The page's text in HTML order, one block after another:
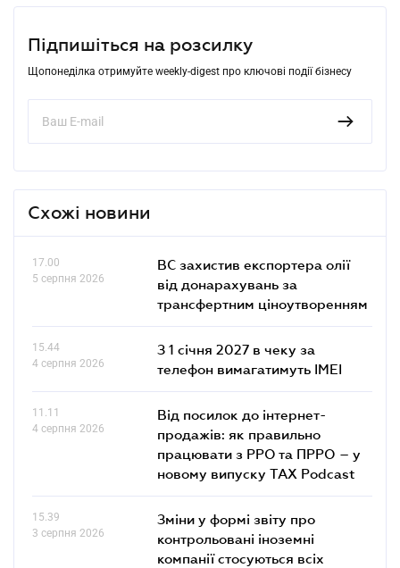
Підпишіться на розсилку
Щопонеділка отримуйте weekly-digest про ключові події бізнесу
Схожі новини
17.00
5 серпня 2026
ВС захистив експортера олії
від донарахувань за
трансфертним ціноутворенням
15.44
4 серпня 2026
З 1 січня 2027 в чеку за
телефон вимагатимуть IMEI
11.11
4 серпня 2026
Від посилок до інтернет-
продажів: як правильно
працювати з РРО та ПРРО – у
новому випуску TAX Podcast
15.39
3 серпня 2026
Зміни у формі звіту про
контрольовані іноземні
компанії стосуються всіх